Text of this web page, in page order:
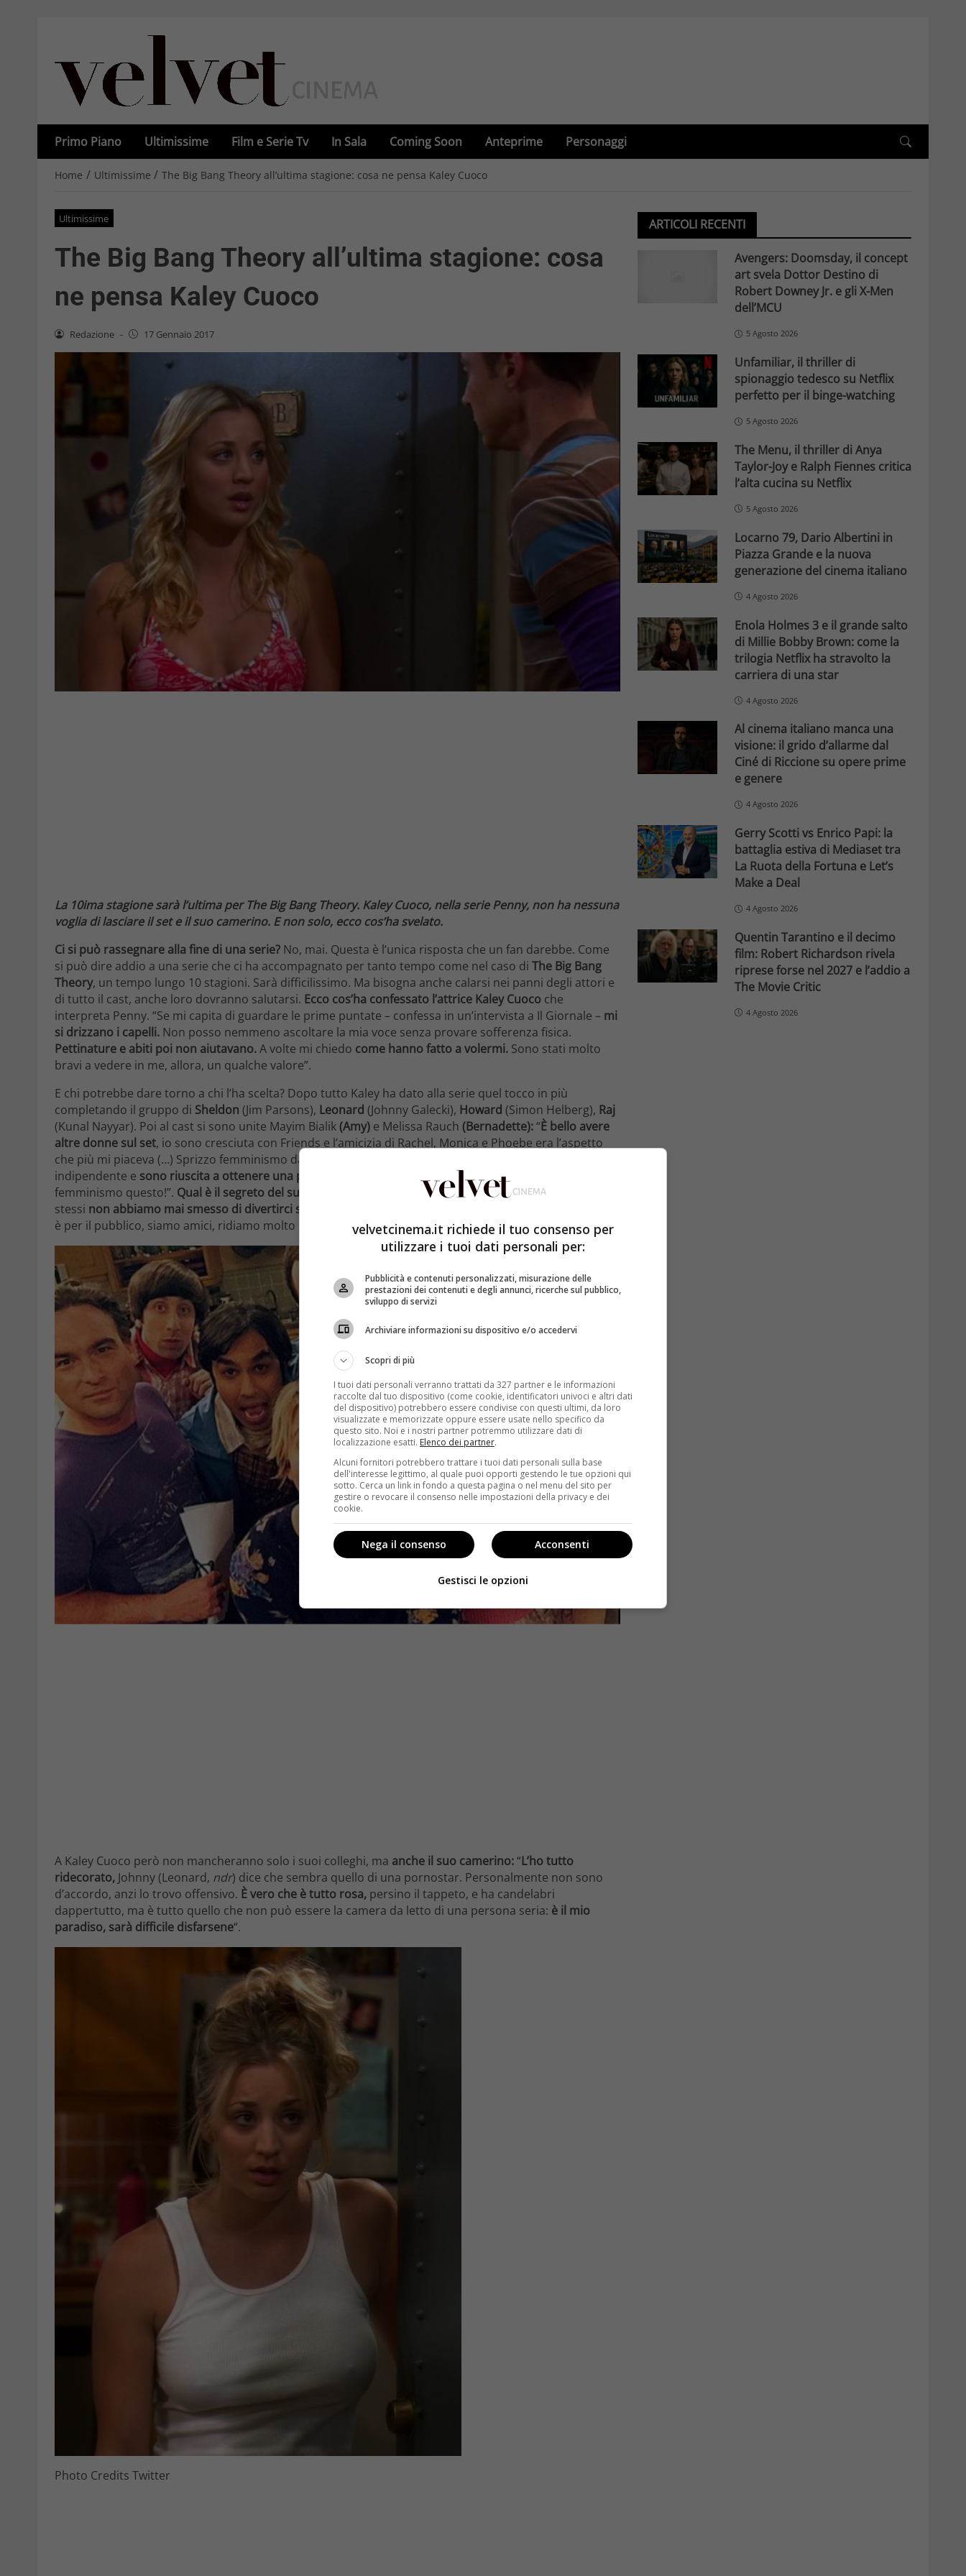
Primo Piano Ultimissime Film e Serie Tv In Sala Coming Soon Anteprime Personaggi
Home / Ultimissime / The Big Bang Theory all’ultima stagione: cosa ne pensa Kaley Cuoco
Ultimissime
The Big Bang Theory all’ultima stagione: cosa
ne pensa Kaley Cuoco
Redazione - 17 Gennaio 2017
La 10ima stagione sarà l’ultima per The Big Bang Theory. Kaley Cuoco, nella serie Penny, non ha nessuna
voglia di lasciare il set e il suo camerino. E non solo, ecco cos’ha svelato.
Ci si può rassegnare alla fine di una serie? No, mai. Questa è l’unica risposta che un fan darebbe. Come
si può dire addio a una serie che ci ha accompagnato per tanto tempo come nel caso di The Big Bang
Theory, un tempo lungo 10 stagioni. Sarà difficilissimo. Ma bisogna anche calarsi nei panni degli attori e
di tutto il cast, anche loro dovranno salutarsi. Ecco cos’ha confessato l’attrice Kaley Cuoco che
interpreta Penny. “Se mi capita di guardare le prime puntate – confessa in un’intervista a Il Giornale – mi
si drizzano i capelli. Non posso nemmeno ascoltare la mia voce senza provare sofferenza fisica.
Pettinature e abiti poi non aiutavano.A volte mi chiedo come hanno fatto a volermi. Sono stati molto
bravi a vedere in me, allora, un qualche valore”.
E chi potrebbe dare torno a chi l’ha scelta? Dopo tutto Kaley ha dato alla serie quel tocco in più
completando il gruppo di Sheldon (Jim Parsons), Leonard (Johnny Galecki), Howard (Simon Helberg), Raj
(Kunal Nayyar). Poi al cast si sono unite Mayim Bialik(Amy) e Melissa Rauch (Bernadette):“È bello avere
altre donne sul set, io sono cresciuta con Friends e l’amicizia di Rachel, Monica e Phoebe era l’aspetto
che più mi piaceva (…) Sprizzo femminismo da tutti i pori. Ho una casa per conto mio, sono molto
indipendente e sono riuscita a ottenere una paga uguale a quella dei miei colleghi maschi,
femminismo questo!”. Qual è il segreto del successo di The Big Bang Theory? “Consiste nel fatto che noi
stessi non abbiamo mai smesso di divertirci sul set.
è per il pubblico, siamo amici, ridiamo molto insieme
A Kaley Cuoco però non mancheranno solo i suoi colleghi, ma anche il suo camerino:“L’ho tutto
ridecorato, Johnny (Leonard, ndr) dice che sembra quello di una pornostar. Personalmente non sono
d’accordo, anzi lo trovo offensivo. È vero che è tutto rosa, persino il tappeto, e ha candelabri
dappertutto, ma è tutto quello che non può essere la camera da letto di una persona seria: è il mio
paradiso, sarà difficile disfarsene“.
Photo Credits Twitter
ARTICOLI RECENTI
Avengers: Doomsday, il concept
art svela Dottor Destino di
Robert Downey Jr. e gli X-Men
dell’MCU
5 Agosto 2026
Unfamiliar, il thriller di
spionaggio tedesco su Netflix
perfetto per il binge-watching
5 Agosto 2026
The Menu, il thriller di Anya
Taylor-Joy e Ralph Fiennes critica
l’alta cucina su Netflix
5 Agosto 2026
Locarno 79, Dario Albertini in
Piazza Grande e la nuova
generazione del cinema italiano
4 Agosto 2026
Enola Holmes 3 e il grande salto
di Millie Bobby Brown: come la
trilogia Netflix ha stravolto la
carriera di una star
4 Agosto 2026
Al cinema italiano manca una
visione: il grido d’allarme dal
Ciné di Riccione su opere prime
e genere
4 Agosto 2026
Gerry Scotti vs Enrico Papi: la
battaglia estiva di Mediaset tra
La Ruota della Fortuna e Let’s
Make a Deal
4 Agosto 2026
Quentin Tarantino e il decimo
film: Robert Richardson rivela
riprese forse nel 2027 e l’addio a
The Movie Critic
4 Agosto 2026
velvetcinema.it richiede il tuo consenso per
utilizzare i tuoi dati personali per:
Pubblicità e contenuti personalizzati, misurazione delle
prestazioni dei contenuti e degli annunci, ricerche sul pubblico,
sviluppo di servizi
Archiviare informazioni su dispositivo e/o accedervi
Scopri di più
I tuoi dati personali verranno trattati da 327 partner e le informazioni
raccolte dal tuo dispositivo (come cookie, identificatori univoci e altri dati
del dispositivo) potrebbero essere condivise con questi ultimi, da loro
visualizzate e memorizzate oppure essere usate nello specifico da
questo sito. Noi e i nostri partner potremmo utilizzare dati di
localizzazione esatti. Elenco dei partner.
Alcuni fornitori potrebbero trattare i tuoi dati personali sulla base
dell'interesse legittimo, al quale puoi opporti gestendo le tue opzioni qui
sotto. Cerca un link in fondo a questa pagina o nel menu del sito per
gestire o revocare il consenso nelle impostazioni della privacy e dei
cookie.
Acconsenti
Nega il consenso
Gestisci le opzioni